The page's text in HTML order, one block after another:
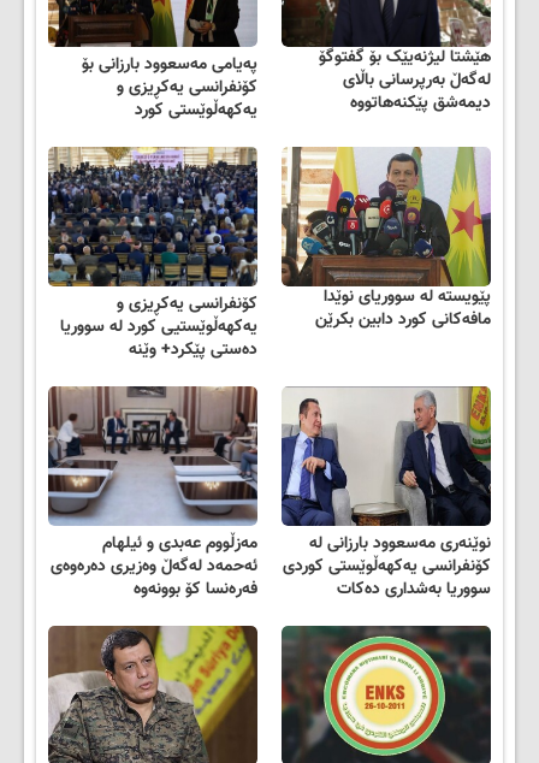
هێشتا لیژنەیێک بۆ گفتوگۆ
لەگەڵ بەرپرسانی باڵای
دیمەشق پێکنەهاتووە
پەیامی مەسعوود بارزانی بۆ
کۆنفرانسی یەکڕیزی و
یەکهەڵوێستی کورد
پێویستە لە سووریای نوێدا
مافەکانی کورد دابین بکرێن
کۆنفرانسی یەکڕیزی و
یەکهەڵوێستیی کورد لە سووریا
دەستی پێکرد+ وێنە
نوێنەری مەسعوود بارزانی لە
کۆنفرانسی یەکهەڵوێستی کوردی
سووریا بەشداری دەکات
مەزڵووم عەبدی و ئیلهام
ئەحمەد لەگەڵ وەزیری دەرەوەی
فەرەنسا کۆ بوونەوە